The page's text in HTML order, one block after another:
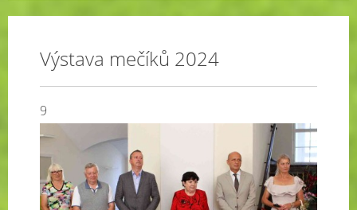
Výstava mečíků 2024
9